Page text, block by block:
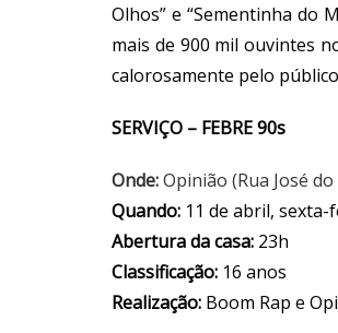
Olhos” e “Sementinha do
mais de 900 mil ouvintes
calorosamente pelo
SERVIÇO – FEBRE 90s
Onde:Opinião (Rua José
Quando: 11 de abril,
Abertura da casa: 23h
Classificação: 16 anos
Realização: Boom Rap e